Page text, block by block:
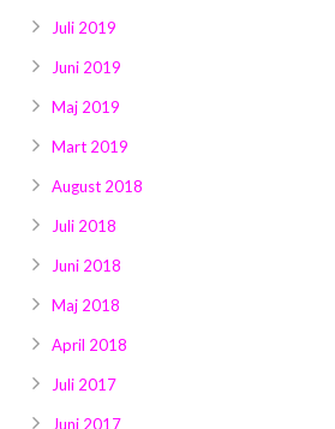
Juli 2019
Juni 2019
Maj 2019
Mart 2019
August 2018
Juli 2018
Juni 2018
Maj 2018
April 2018
Juli 2017
Juni 2017